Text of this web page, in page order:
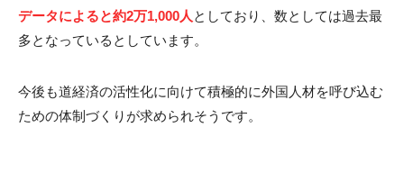
データによると約2万1,000人 としており、数としては過去最
多となっているとしています。
今後も道経済の活性化に向けて積極的に外国人材を呼び込む
ための体制づくりが求められそうです。